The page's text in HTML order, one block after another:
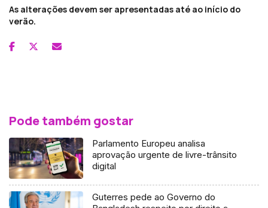
As alterações devem ser apresentadas até ao início do
verão.
Pode também gostar
Parlamento Europeu analisa
aprovação urgente de livre-trânsito
digital
Guterres pede ao Governo do